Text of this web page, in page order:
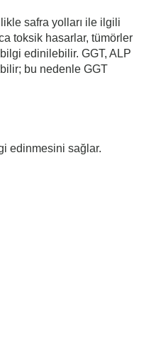
safra yolları ile ilgili
toksik hasarlar, tümörler
edinilebilir. GGT, ALP
bu nedenle GGT
edinmesini sağlar.